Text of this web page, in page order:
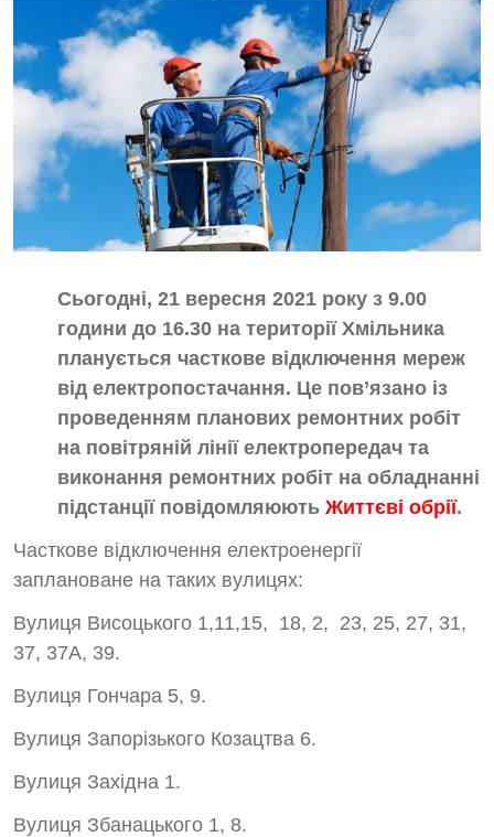
Сьогодні, 21 вересня 2021 року з 9.00
години до 16.30 на території Хмільника
планується часткове відключення мереж
від електропостачання. Це пов’язано із
проведенням планових ремонтних робіт
на повітряній лінії електропередач та
виконання ремонтних робіт на обладнанні
підстанції повідомляюють Життєві обрії.
Часткове відключення електроенергії
заплановане на таких вулицях:
Вулиця Висоцького 1,11,15, 18, 2, 23, 25, 27, 31,
37, 37А, 39.
Вулиця Гончара 5, 9.
Вулиця Запорізького Козацтва 6.
Вулиця Західна 1.
Вулиця Збанацького 1, 8.